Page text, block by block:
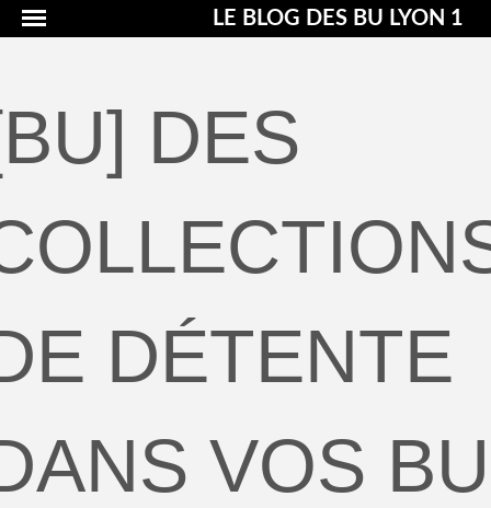
LE BLOG DES BU LYON 1
DES
DÉTENTE
VOS BU